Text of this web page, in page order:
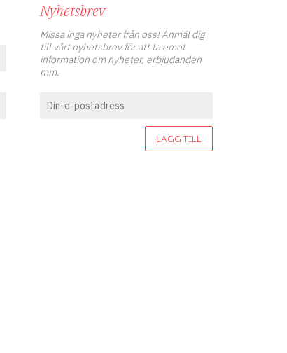
Nyhetsbrev
Missa inga nyheter från oss! Anmäl dig
till vårt nyhetsbrev för att ta emot
information om nyheter, erbjudanden
mm.
LÄGG TILL